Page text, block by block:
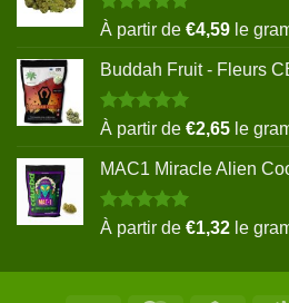
Note5.00
sur 5
À partir de €4,59 le
Buddah Fruit - Fleurs
Note5.00
sur 5
À partir de €2,65 le
MAC1 Miracle Alien
Note5.00
sur 5
À partir de €1,32 le